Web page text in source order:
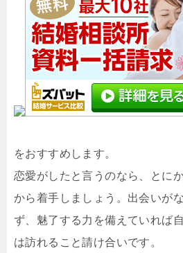
をおすすめします。
恋愛がしたと言うのなら、とに
から着手しましょう。出会いが
ず、魅了する力を備えていれば
は訪れること請け合いです。